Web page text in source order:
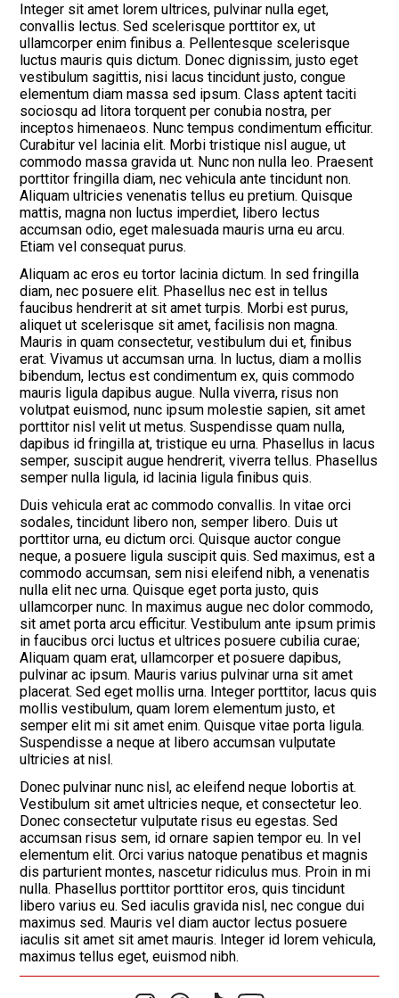
Integer sit amet lorem ultrices, pulvinar nulla eget,
convallis lectus. Sed scelerisque porttitor ex, ut
ullamcorper enim finibus a. Pellentesque scelerisque
luctus mauris quis dictum. Donec dignissim, justo eget
vestibulum sagittis, nisi lacus tincidunt justo, congue
elementum diam massa sed ipsum. Class aptent taciti
sociosqu ad litora torquent per conubia nostra, per
inceptos himenaeos. Nunc tempus condimentum efficitur.
Curabitur vel lacinia elit. Morbi tristique nisl augue, ut
commodo massa gravida ut. Nunc non nulla leo. Praesent
porttitor fringilla diam, nec vehicula ante tincidunt non.
Aliquam ultricies venenatis tellus eu pretium. Quisque
mattis, magna non luctus imperdiet, libero lectus
accumsan odio, eget malesuada mauris urna eu arcu.
Etiam vel consequat purus.
Aliquam ac eros eu tortor lacinia dictum. In sed fringilla
diam, nec posuere elit. Phasellus nec est in tellus
faucibus hendrerit at sit amet turpis. Morbi est purus,
aliquet ut scelerisque sit amet, facilisis non magna.
Mauris in quam consectetur, vestibulum dui et, finibus
erat. Vivamus ut accumsan urna. In luctus, diam a mollis
bibendum, lectus est condimentum ex, quis commodo
mauris ligula dapibus augue. Nulla viverra, risus non
volutpat euismod, nunc ipsum molestie sapien, sit amet
porttitor nisl velit ut metus. Suspendisse quam nulla,
dapibus id fringilla at, tristique eu urna. Phasellus in lacus
semper, suscipit augue hendrerit, viverra tellus. Phasellus
semper nulla ligula, id lacinia ligula finibus quis.
Duis vehicula erat ac commodo convallis. In vitae orci
sodales, tincidunt libero non, semper libero. Duis ut
porttitor urna, eu dictum orci. Quisque auctor congue
neque, a posuere ligula suscipit quis. Sed maximus, est a
commodo accumsan, sem nisi eleifend nibh, a venenatis
nulla elit nec urna. Quisque eget porta justo, quis
ullamcorper nunc. In maximus augue nec dolor commodo,
sit amet porta arcu efficitur. Vestibulum ante ipsum primis
in faucibus orci luctus et ultrices posuere cubilia curae;
Aliquam quam erat, ullamcorper et posuere dapibus,
pulvinar ac ipsum. Mauris varius pulvinar urna sit amet
placerat. Sed eget mollis urna. Integer porttitor, lacus quis
mollis vestibulum, quam lorem elementum justo, et
semper elit mi sit amet enim. Quisque vitae porta ligula.
Suspendisse a neque at libero accumsan vulputate
ultricies at nisl.
Donec pulvinar nunc nisl, ac eleifend neque lobortis at.
Vestibulum sit amet ultricies neque, et consectetur leo.
Donec consectetur vulputate risus eu egestas. Sed
accumsan risus sem, id ornare sapien tempor eu. In vel
elementum elit. Orci varius natoque penatibus et magnis
dis parturient montes, nascetur ridiculus mus. Proin in mi
nulla. Phasellus porttitor porttitor eros, quis tincidunt
libero varius eu. Sed iaculis gravida nisl, nec congue dui
maximus sed. Mauris vel diam auctor lectus posuere
iaculis sit amet sit amet mauris. Integer id lorem vehicula,
maximus tellus eget, euismod nibh.